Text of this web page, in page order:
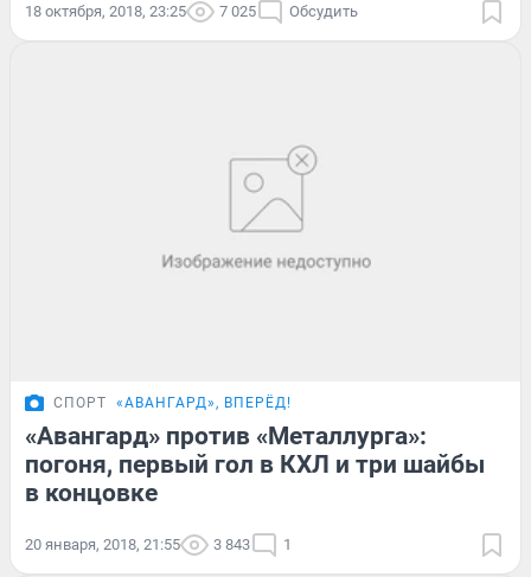
18 октября, 2018, 23:25 7 025 Обсудить
СПОРТ «АВАНГАРД», ВПЕРЁД!
«Авангард» против «Металлурга»:
погоня, первый гол в КХЛ и три шайбы
в концовке
20 января, 2018, 21:55 3 843 1